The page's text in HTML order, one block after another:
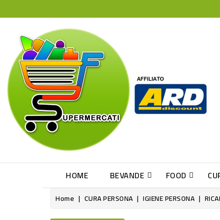
HOME BEVANDE FOOD
Home CURA PERSONA IGIENE PERSONA